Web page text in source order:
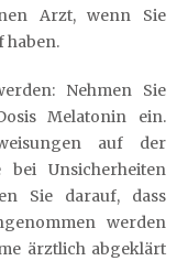
Arzt, wenn Sie
haben.
Nehmen Sie
Melatonin ein.
auf der
Unsicherheiten
Sie darauf, dass
werden
ärztlich abgeklärt